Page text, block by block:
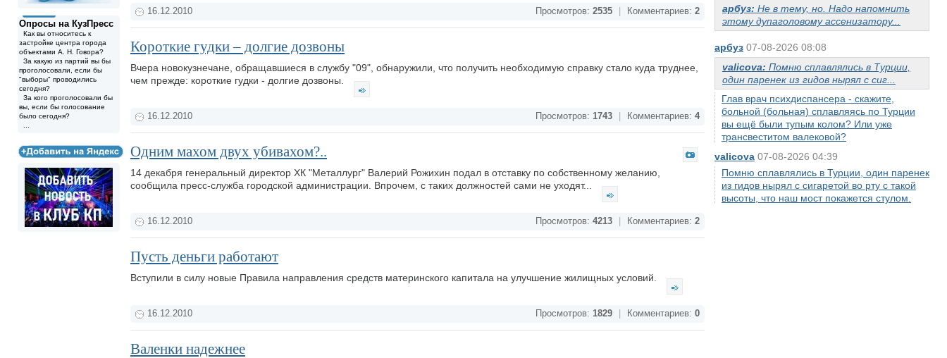
арбуз: Не в тему, но. Надо напомнить
этому дупаголовому ассенизатору...
арбуз 07-08-2026 08:08
valicova: Помню сплавлялись в Турции,
один паренек из гидов нырял с сиг...
Глав врач психдиспансера - скажите,
больной (больная) сплавляясь по Турции
вы ещё были тупым колом? Или уже
трансвеститом валековой?
valicova 07-08-2026 04:39
Помню сплавлялись в Турции, один паренек
из гидов нырял с сигаретой во рту с такой
высоты, что наш мост покажется стулом.
Опросы на КузПресс
Как вы относитесь к
застройке центра города
объектами А. Н. Говора?
За какую из партий вы бы
проголосовали, если бы
"выборы" проводились
сегодня?
За кого проголосовали бы
вы, если бы голосование
было сегодня?
16.12.2010 Просмотров: 2535 Комментариев: 2
Короткие гудки – долгие дозвоны
Вчера новокузнечане, обращавшиеся в службу "09", обнаружили, что получить необходимую справку стало куда труднее,
чем прежде: короткие гудки - долгие дозвоны.
16.12.2010 Просмотров: 1743 Комментариев: 4
Одним махом двух убивахом?..
14 декабря генеральный директор ХК "Металлург" Валерий Рожихин подал в отставку по собственному желанию,
сообщила пресс-служба городской администрации. Впрочем, с таких должностей сами не уходят...
16.12.2010 Просмотров: 4213 Комментариев: 2
Пусть деньги работают
Вступили в силу новые Правила направления средств материнского капитала на улучшение жилищных условий.
16.12.2010 Просмотров: 1829 Комментариев: 0
Валенки надежнее